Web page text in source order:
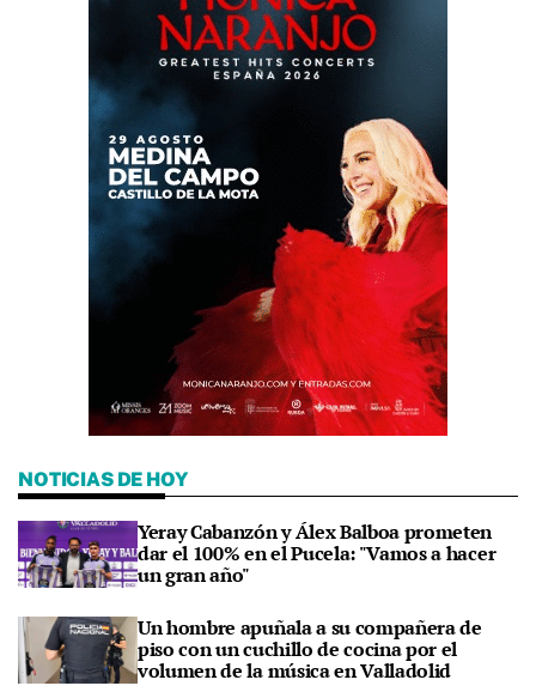
NOTICIAS DE HOY
Yeray Cabanzón y Álex Balboa prometen
dar el 100% en el Pucela: "Vamos a hacer
un gran año"
Un hombre apuñala a su compañera de
piso con un cuchillo de cocina por el
volumen de la música en Valladolid